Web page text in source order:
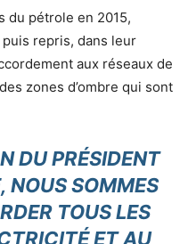
du pétrole en 2015,
repris, dans leur
aux réseaux de
zones d’ombre qui sont
DU PRÉSIDENT
NOUS SOMMES
TOUS LES
ET AU